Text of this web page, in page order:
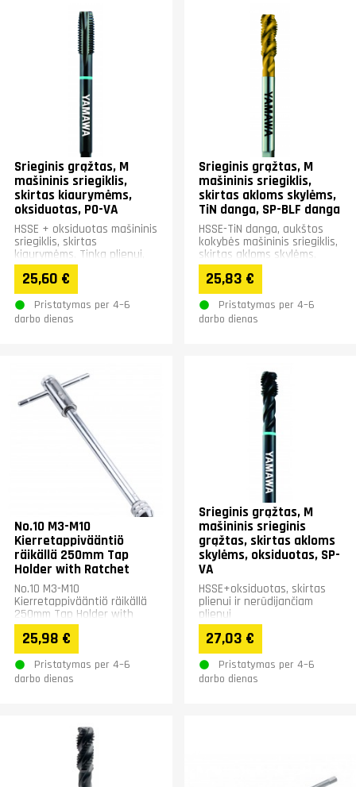
Srieginis grąžtas, M
mašininis sriegiklis,
skirtas kiaurymėms,
oksiduotas, PO-VA
HSSE + oksiduotas mašininis
sriegiklis, skirtas
kiaurymėms. Tinka plienui,
nerūdijančiajam plienui ir
rūgštims atspariam...
25,60 €
Pristatymas per 4–6
darbo dienas
Srieginis grąžtas, M
mašininis sriegiklis,
skirtas akloms skylėms,
TiN danga, SP-BLF danga
HSSE-TiN danga, aukštos
kokybės mašininis sriegiklis,
skirtas akloms skylėms,
DIN371/376. Plienui,
nerūdijančiajam plienui ir...
25,83 €
Pristatymas per 4–6
darbo dienas
No.10 M3-M10
Kierretappivääntiö
räikällä 250mm Tap
Holder with Ratchet
No.10 M3-M10
Kierretappivääntiö räikällä
250mm Tap Holder with
Ratchet
25,98 €
Pristatymas per 4–6
darbo dienas
Srieginis grąžtas, M
mašininis srieginis
grąžtas, skirtas akloms
skylėms, oksiduotas, SP-
VA
HSSE+oksiduotas, skirtas
plienui ir nerūdijančiam
plienui
27,03 €
Pristatymas per 4–6
darbo dienas